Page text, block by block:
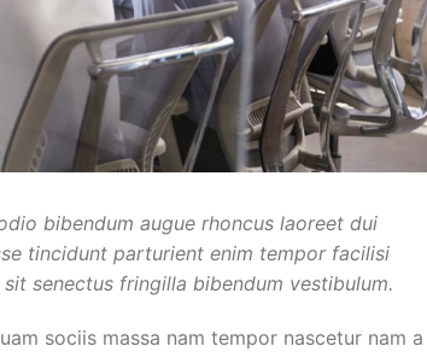
bibendum augue rhoncus laoreet dui
tincidunt parturient enim tempor facilisi
senectus fringilla bibendum vestibulum.
sociis massa nam tempor nascetur nam a